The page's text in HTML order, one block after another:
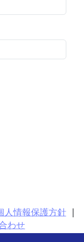
人情報保護方針 |
わせ